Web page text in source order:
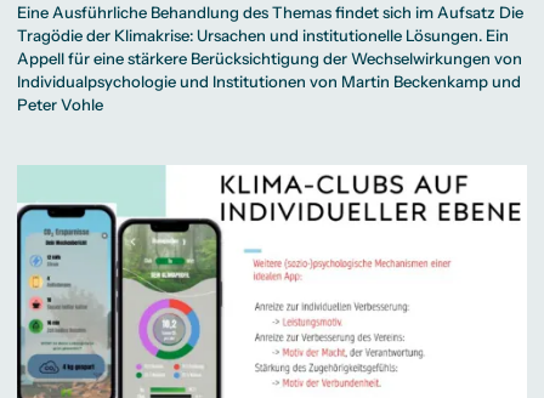
Eine Ausführliche Behandlung des Themas findet sich im Aufsatz Die
Tragödie der Klimakrise: Ursachen und institutionelle Lösungen. Ein
Appell für eine stärkere Berücksichtigung der Wechselwirkungen von
Individualpsychologie und Institutionen von Martin Beckenkamp und
Peter Vohle